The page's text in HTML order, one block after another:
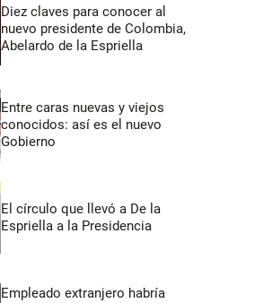
Diez claves para conocer al
nuevo presidente de Colombia,
Abelardo de la Espriella
Entre caras nuevas y viejos
conocidos: así es el nuevo
Gobierno
El círculo que llevó a De la
Espriella a la Presidencia
Empleado extranjero habría